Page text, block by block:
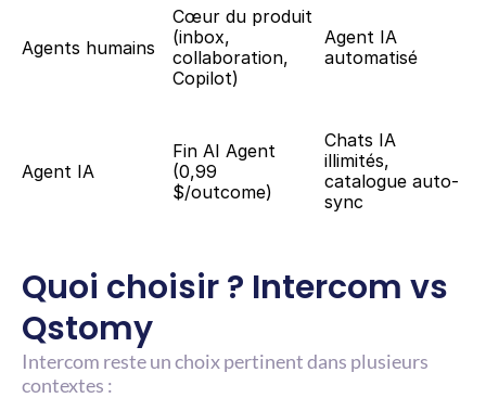
Agents humains
Cœur du produit
(inbox,
collaboration,
Copilot)
Agent IA
automatisé
Agent IA
Fin AI Agent
(0,99
$/outcome)
Chats IA
illimités,
catalogue auto-
sync
Quoi choisir ? Intercom vs
Qstomy
Intercom reste un choix pertinent dans plusieurs
contextes :